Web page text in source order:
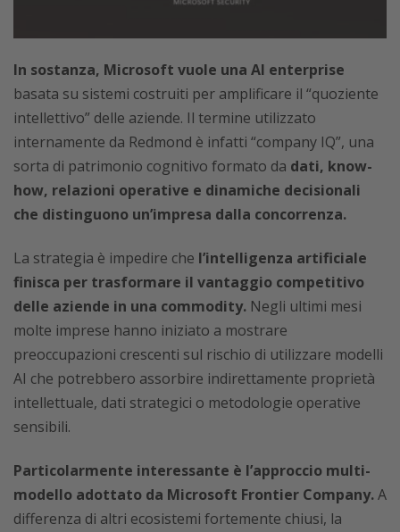
In sostanza, Microsoft vuole una AI enterprise
basata su sistemi costruiti per amplificare il “quoziente
intellettivo” delle aziende. Il termine utilizzato
internamente da Redmond è infatti “company IQ”, una
sorta di patrimonio cognitivo formato da dati, know-
how, relazioni operative e dinamiche decisionali
che distinguono un’impresa dalla concorrenza.
La strategia è impedire che l’intelligenza artificiale
finisca per trasformare il vantaggio competitivo
delle aziende in una commodity. Negli ultimi mesi
molte imprese hanno iniziato a mostrare
preoccupazioni crescenti sul rischio di utilizzare modelli
AI che potrebbero assorbire indirettamente proprietà
intellettuale, dati strategici o metodologie operative
sensibili.
Particolarmente interessante è l’approccio multi-
modello adottato da Microsoft Frontier Company.A
differenza di altri ecosistemi fortemente chiusi, la